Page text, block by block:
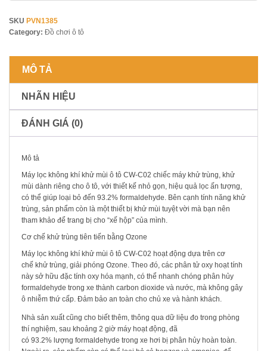
SKU PVN1385
Category: Đồ chơi ô tô
MÔ TẢ
NHÃN HIỆU
ĐÁNH GIÁ (0)
Mô tả
Máy lọc không khí khử mùi ô tô CW-C02 chiếc máy khử trùng, khử
mùi dành riêng cho ô tô, với thiết kế nhỏ gọn, hiệu quả lọc ấn tượng,
có thể giúp loại bỏ đến 93.2% formaldehyde. Bên cạnh tính năng khử
trùng, sản phẩm còn là một thiết bị khử mùi tuyệt vời mà bạn nên
tham khảo để trang bị cho “xế hộp” của mình.
Cơ chế khử trùng tiên tiến bằng Ozone
Máy lọc không khí khử mùi ô tô CW-C02 hoạt động dựa trên cơ
chế khử trùng, giải phóng Ozone. Theo đó, các phân tử oxy hoạt tính
này sở hữu đặc tính oxy hóa mạnh, có thể nhanh chóng phân hủy
formaldehyde trong xe thành carbon dioxide và nước, mà không gây
ô nhiễm thứ cấp. Đảm bảo an toàn cho chủ xe và hành khách.
Nhà sản xuất cũng cho biết thêm, thông qua dữ liệu đo trong phòng
thí nghiệm, sau khoảng 2 giờ máy hoạt động, đã
có 93.2% lượng formaldehyde trong xe hơi bị phân hủy hoàn toàn.